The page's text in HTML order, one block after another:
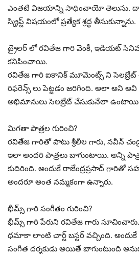
ఎంతటి విజయాన్ని సాధించాయో తెలుసు.
స్క్రిప్ట్ విషయంలో ప్రత్యేక శ్రద్ధ తీసుకున్నాను.
ట్రైలర్ లో రవితేజ గారి వెంకీ, ఇడియట్
కనిపించాయి.
రవితేజ గారి ఐకానిక్ మూమెంట్స్ ని సెలబ్రేట్
రిఫరెన్స్ లు పెట్టడం జరిగింది. అలా అని అవి
అభిమానులు సెలబ్రేట్ చేసుకునేలా
మిగతా పాత్రల గురించి?
రవితేజ గారితో పాటు శ్రీలీల గారు, నవీన్
ఇలా అందరి పాత్రలు బాగుంటాయి. అన్ని
కుదిరింది. అందుకే రాజేంద్రప్రసాద్
అందరూ అంత నమ్మకంగా ఉన్నారు.
భీమ్స్ గారి సంగీతం గురించి?
భీమ్స్ గారి పేరుని రవితేజ గారు
ధమాకా లాంటి చార్ట్ బస్టర్ వచ్చింది.
సంగీత దర్శకుడు అయితే బాగుంటుంది